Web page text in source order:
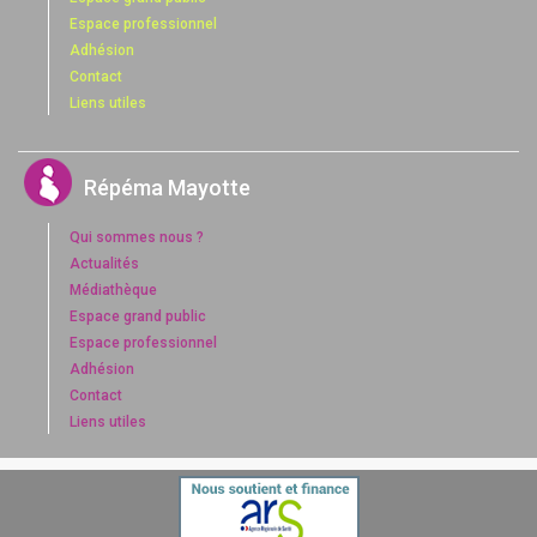
Espace professionnel
Adhésion
Contact
Liens utiles
Répéma Mayotte
Qui sommes nous ?
Actualités
Médiathèque
Espace grand public
Espace professionnel
Adhésion
Contact
Liens utiles